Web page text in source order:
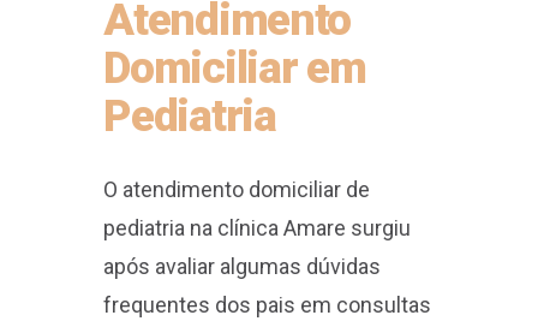
Atendimento
Domiciliar em
Pediatria
O atendimento domiciliar de
pediatria na clínica Amare surgiu
após avaliar algumas dúvidas
frequentes dos pais em consultas